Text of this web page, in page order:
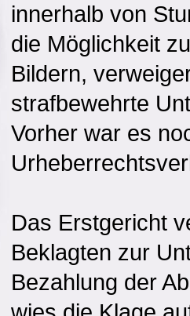
innerhalb von
die Möglichkeit
Bildern,
strafbewehrte
Vorher war es
Das Erstgericht
Beklagten zur
Bezahlung der